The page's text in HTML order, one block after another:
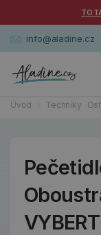
info@aladine.cz
Úvod Techniky